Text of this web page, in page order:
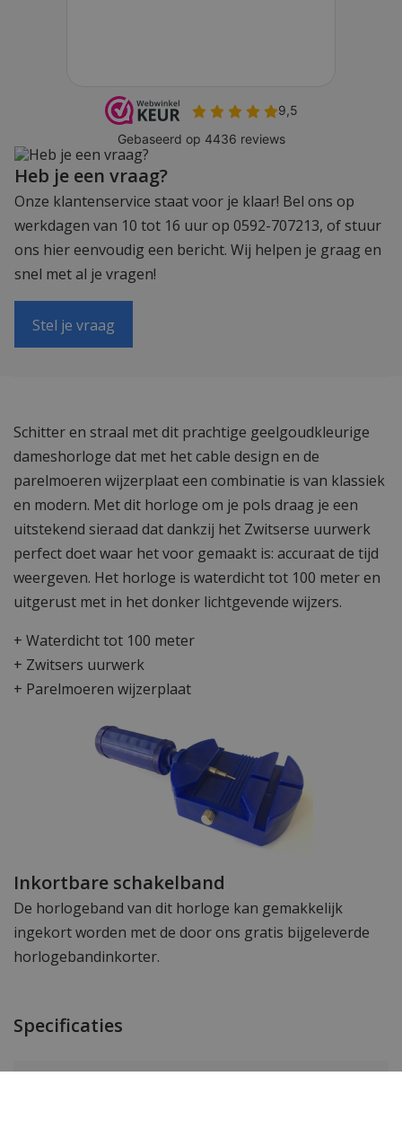
Heb je een vraag?
Onze klantenservice staat voor je klaar! Bel ons op
werkdagen van 10 tot 16 uur op 0592-707213, of stuur
ons hier eenvoudig een bericht. Wij helpen je graag en
snel met al je vragen!
Stel je vraag
Schitter en straal met dit prachtige geelgoudkleurige
dameshorloge dat met het cable design en de
parelmoeren wijzerplaat een combinatie is van klassiek
en modern. Met dit horloge om je pols draag je een
uitstekend sieraad dat dankzij het Zwitserse uurwerk
perfect doet waar het voor gemaakt is: accuraat de tijd
weergeven. Het horloge is waterdicht tot 100 meter en
uitgerust met in het donker lichtgevende wijzers.
+ Waterdicht tot 100 meter
+ Zwitsers uurwerk
+ Parelmoeren wijzerplaat
Inkortbare schakelband
De horlogeband van dit horloge kan gemakkelijk
ingekort worden met de door ons gratis bijgeleverde
horlogebandinkorter.
Specificaties